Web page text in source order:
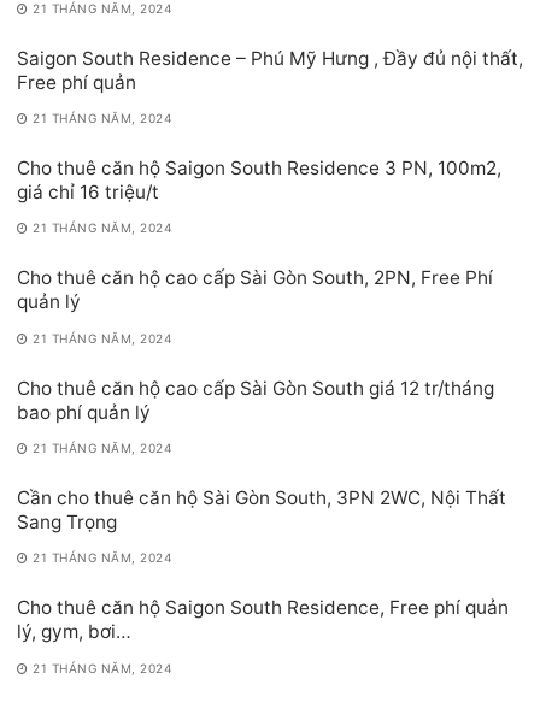
21 THÁNG NĂM, 2024
Saigon South Residence – Phú Mỹ Hưng , Đầy đủ nội thất,
Free phí quản
21 THÁNG NĂM, 2024
Cho thuê căn hộ Saigon South Residence 3 PN, 100m2,
giá chỉ 16 triệu/t
21 THÁNG NĂM, 2024
Cho thuê căn hộ cao cấp Sài Gòn South, 2PN, Free Phí
quản lý
21 THÁNG NĂM, 2024
Cho thuê căn hộ cao cấp Sài Gòn South giá 12 tr/tháng
bao phí quản lý
21 THÁNG NĂM, 2024
Cần cho thuê căn hộ Sài Gòn South, 3PN 2WC, Nội Thất
Sang Trọng
21 THÁNG NĂM, 2024
Cho thuê căn hộ Saigon South Residence, Free phí quản
lý, gym, bơi…
21 THÁNG NĂM, 2024